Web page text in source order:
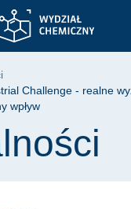
Challenge - realne
wpływ